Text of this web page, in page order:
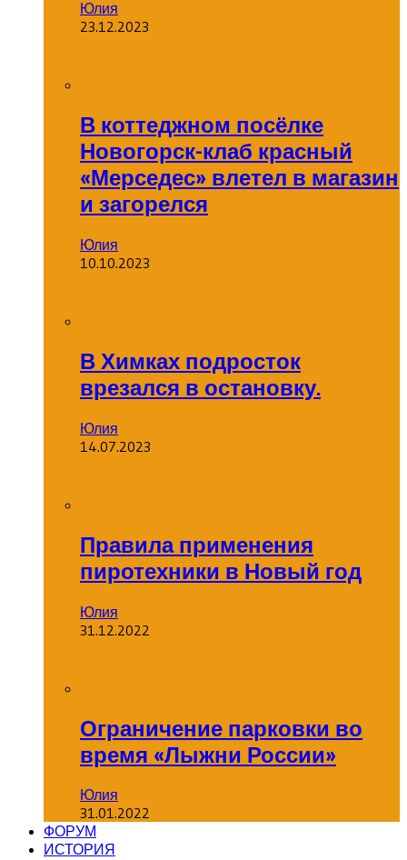
Юлия
23.12.2023
В коттеджном посёлке
Новогорск-клаб красный
«Мерседес» влетел в магазин
и загорелся
Юлия
10.10.2023
В Химках подросток
врезался в остановку.
Юлия
14.07.2023
Правила применения
пиротехники в Новый год
Юлия
31.12.2022
Ограничение парковки во
время «Лыжни России»
Юлия
31.01.2022
ФОРУМ
ИСТОРИЯ